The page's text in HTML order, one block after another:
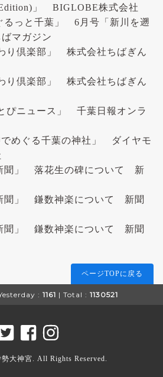
」 BIGLOBE株式会社
るっと千葉」 6月号「新川を遡
マガジン
り倶楽部」 株式会社ちばぎん
り倶楽部」 株式会社ちばぎん
ぴニュース」 千葉日報オンラ
でめぐる千葉の神社」 ダイヤモ
聞」 落花生の碑について 新
聞」 鎌数神楽について 新聞
聞」 鎌数神楽について 新聞
ページTOPに戻る
: 1161 | Total : 1130521
大神宮. All Rights Reserved.